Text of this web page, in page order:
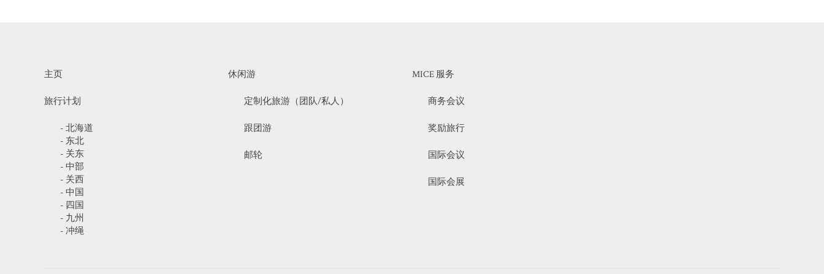
主页
旅行计划
- 北海道
- 东北
- 关东
- 中部
- 关西
- 中国
- 四国
- 九州
- 冲绳
休闲游
定制化旅游（团队/私人）
跟团游
邮轮
MICE 服务
商务会议
奖励旅行
国际会议
国际会展